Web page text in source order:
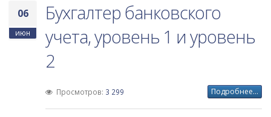
06
июн
Бухгалтер банковского
учета, уровень 1 и уровень
2
Просмотров: 3 299 Подробнее...